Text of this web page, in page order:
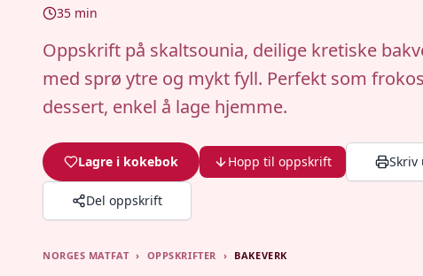
35 min
Oppskrift på skaltsounia, deilige kretiske
med sprø ytre og mykt fyll. Perfekt som
dessert, enkel å lage hjemme.
Lagre i kokebok Hopp til oppskrift Skriv
Del oppskrift
NORGES MATFAT › OPPSKRIFTER › BAKEVERK